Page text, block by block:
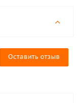
Оставить отзыв